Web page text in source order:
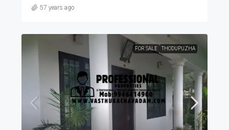
57 years ago
FOR SALE THODUPUZHA